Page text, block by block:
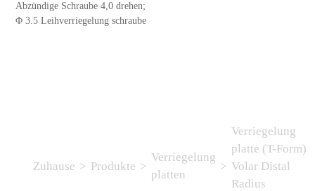
Abzündige Schraube 4,0 drehen;
Φ 3.5 Leihverriegelung schraube
Zuhause > Produkte >
Verriegelung
platten
>
Verriegelung
platte (T-Form)
Volar Distal
Radius